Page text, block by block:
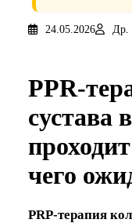
24.05.2026 Др.
PPR-
сустава
чего
PRP-терапия